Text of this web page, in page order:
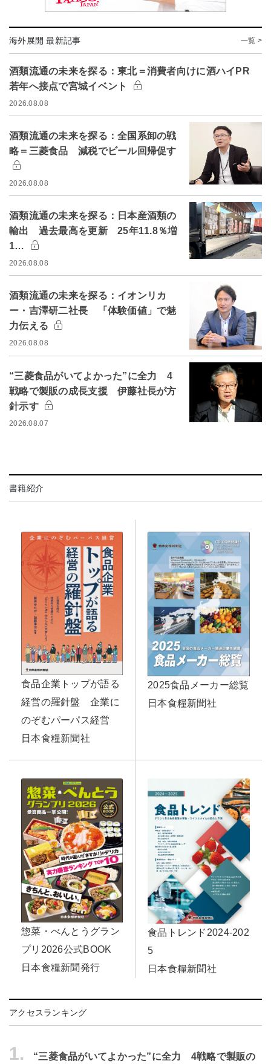
海外展開 最新記事 一覧 >
酒類流通の未来を探る：東北＝消費者向けに酒ハイPR
若年へ接点で宮城イベント
2026.08.08
酒類流通の未来を探る：全国系卸の戦
略＝三菱食品 減税でビール回帰促す
2026.08.08
酒類流通の未来を探る：日本産酒類の
輸出 過去最高を更新 25年11.8％増
1…
2026.08.08
酒類流通の未来を探る：イオンリカ
ー・吉澤研二社長 「体験価値」で魅
力伝える
2026.08.08
“三菱食品がいてよかった”に全力 4
戦略で製販の成長支援 伊藤社長が方
針示す
2026.08.07
書籍紹介
食品企業トップが語る
経営の羅針盤 企業に
のぞむパーパス経営
日本食糧新聞社
2025食品メーカー総覧
日本食糧新聞社
惣菜・べんとうグラン
プリ2026公式BOOK
日本食糧新聞発行
食品トレンド2024-202
5
日本食糧新聞社
アクセスランキング
1.
“三菱食品がいてよかった”に全力 4戦略で製販の